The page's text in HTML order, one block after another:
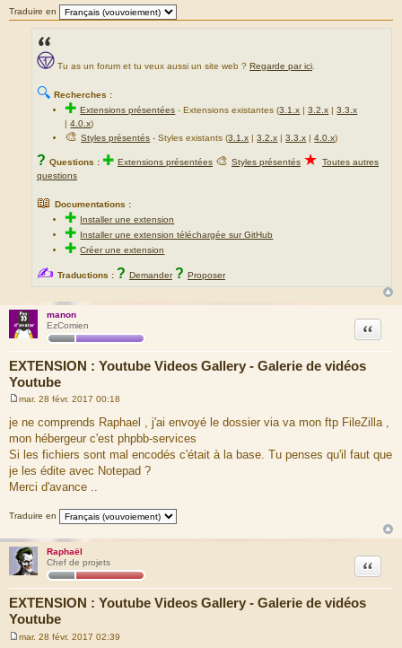
Traduire en
Tu as un forum et tu veux aussi un site web ? Regarde par ici
🔍 Recherches :
✚Extensions présentées -Extensions existantes (3.1.x |3.2.x |3.3.x
|4.0.x)
🎨Styles présentés - Styles existants (3.1.x |3.2.x |3.3.x |4.0.x)
? Questions : ✚ Extensions présentées 🎨 Styles présentés ★ Toutes autres
questions
📖 Documentations :
✚ Installer une extension
✚ Installer une extension téléchargée sur GitHub
✚Créer une extension
✍ Traductions : ? Demander ? Proposer
manon
EzComien
EXTENSION : Youtube Videos Gallery - Galerie de vidéos
Youtube
Citation
s
s
a
g
mar. 28 févr. 2017 00:18
je ne comprends Raphael , j'ai envoyé le dossier via va mon ftp FileZilla ,
mon hébergeur c'est phpbb-services
Si les fichiers sont mal encodés c'était à la base. Tu penses qu'il faut que
je les édite avec Notepad ?
Merci d'avance ..
Traduire en
Raphaël
Chef de projets
EXTENSION : Youtube Videos Gallery - Galerie de vidéos
Youtube
Citation
mar. 28 févr. 2017 02:39